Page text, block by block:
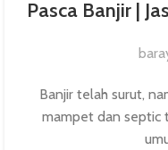
Pasca Banjir |
Banjir telah surut,
mampet dan septic